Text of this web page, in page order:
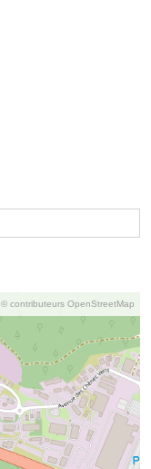
© contributeurs OpenStreetMap